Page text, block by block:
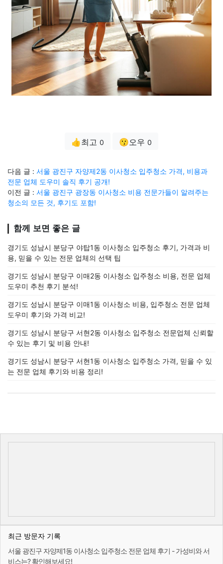
👍최고 0 😗오우 0
다음 글 : 서울 광진구 자양제2동 이사청소 입주청소 가격, 비용과
전문 업체 도우미 솔직 후기 공개!
이전 글 : 서울 광진구 광장동 이사청소 비용 전문가들이 알려주는
청소의 모든 것, 후기도 포함!
함께 보면 좋은 글
경기도 성남시 분당구 야탑1동 이사청소 입주청소 후기, 가격과 비
용, 믿을 수 있는 전문 업체의 선택 팁
경기도 성남시 분당구 이매2동 이사청소 입주청소 비용, 전문 업체
도우미 추천 후기 분석!
경기도 성남시 분당구 이매1동 이사청소 비용, 입주청소 전문 업체
도우미 후기와 가격 비교!
경기도 성남시 분당구 서현2동 이사청소 입주청소 전문업체 신뢰할
수 있는 후기 및 비용 안내!
경기도 성남시 분당구 서현1동 이사청소 입주청소 가격, 믿을 수 있
는 전문 업체 후기와 비용 정리!
최근 방문자 기록
서울 광진구 자양제1동 이사청소 입주청소 전문 업체 후기 - 가성비와 서
비스는? 확인해보세요!